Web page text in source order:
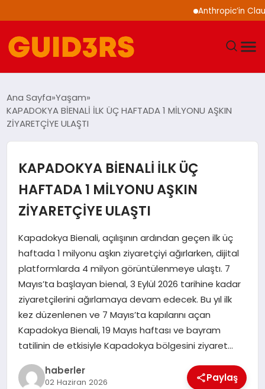
Anthropic’in Claude
YAŞAM
SAĞLIK
EKONOMI
MAGAZIN
EĞITIM
Ana Sayfa Yaşam
KAPADOKYA BİENALİ İLK ÜÇ HAFTADA 1 MİLYONU AŞKIN
ZİYARETÇİYE ULAŞTI
KAPADOKYA BİENALİ İLK ÜÇ
HAFTADA 1 MİLYONU AŞKIN
ZİYARETÇİYE ULAŞTI
Kapadokya Bienali, açılışının ardından geçen ilk üç
haftada 1 milyonu aşkın ziyaretçiyi ağırlarken, dijital
platformlarda 4 milyon görüntülenmeye ulaştı. 7
Mayıs’ta başlayan bienal, 3 Eylül 2026 tarihine kadar
ziyaretçilerini ağırlamaya devam edecek. Bu yıl ilk
kez düzenlenen ve 7 Mayıs’ta kapılarını açan
Kapadokya Bienali, 19 Mayıs haftası ve bayram
tatilinin de etkisiyle Kapadokya bölgesini ziyaret…
haberler
02 Haziran 2026 Paylaş